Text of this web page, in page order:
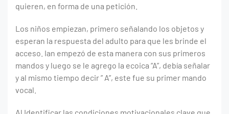
quieren, en forma de una petición.
Los niños empiezan, primero señalando los objetos y
esperan la respuesta del adulto para que les brinde el
acceso. Ian empezó de esta manera con sus primeros
mandos y luego se le agrego la ecoica “A”, debía señalar
y al mismo tiempo decir ” A”, este fue su primer mando
vocal.